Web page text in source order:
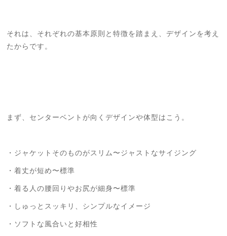
それは、それぞれの基本原則と特徴を踏まえ、デザインを考え
たからです。
まず、センターベントが向くデザインや体型はこう。
・ジャケットそのものがスリム〜ジャストなサイジング
・着丈が短め〜標準
・着る人の腰回りやお尻が細身〜標準
・しゅっとスッキリ、シンプルなイメージ
・ソフトな風合いと好相性